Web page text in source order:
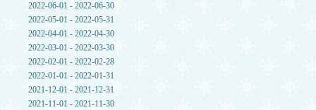
2022-06-01 - 2022-06-30
2022-05-01 - 2022-05-31
2022-04-01 - 2022-04-30
2022-03-01 - 2022-03-30
2022-02-01 - 2022-02-28
2022-01-01 - 2022-01-31
2021-12-01 - 2021-12-31
2021-11-01 - 2021-11-30